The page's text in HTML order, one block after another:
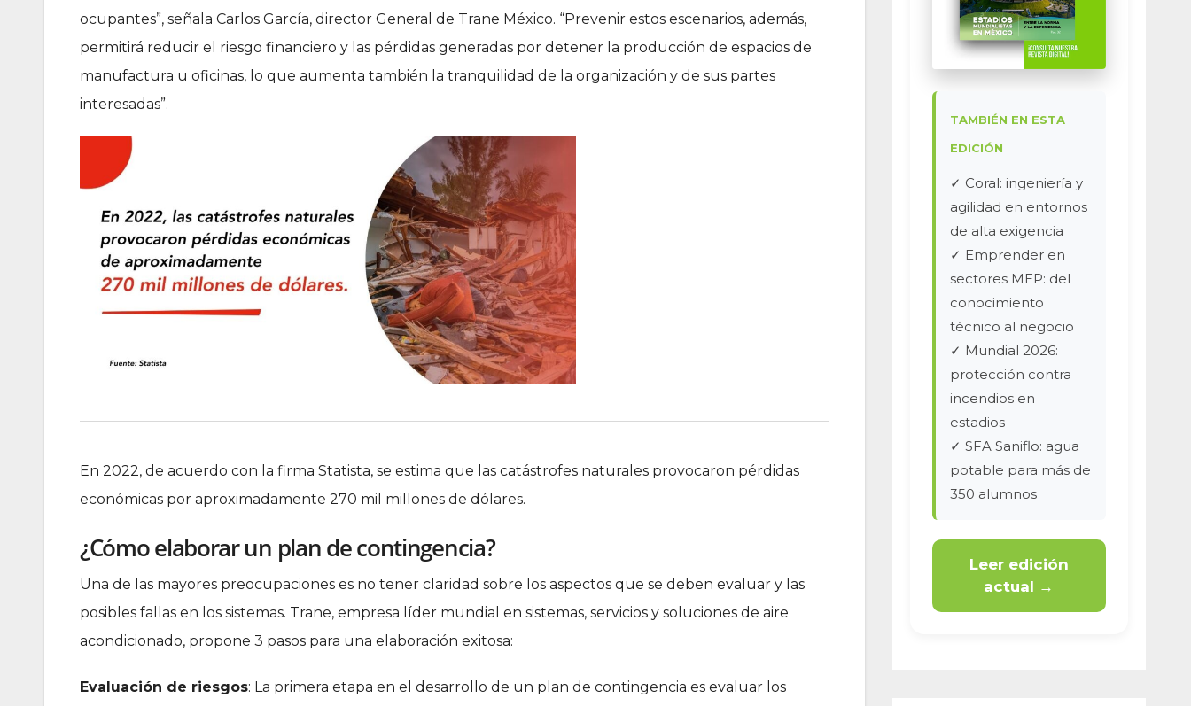
ocupantes”, señala Carlos García, director General de Trane México. “Prevenir estos escenarios, además,
permitirá reducir el riesgo financiero y las pérdidas generadas por detener la producción de espacios de
manufactura u oficinas, lo que aumenta también la tranquilidad de la organización y de sus partes
interesadas”.
En 2022, de acuerdo con la firma Statista, se estima que las catástrofes naturales provocaron pérdidas
económicas por aproximadamente 270 mil millones de dólares.
¿Cómo elaborar un plan de contingencia?
Una de las mayores preocupaciones es no tener claridad sobre los aspectos que se deben evaluar y las
posibles fallas en los sistemas. Trane, empresa líder mundial en sistemas, servicios y soluciones de aire
acondicionado, propone 3 pasos para una elaboración exitosa:
Evaluación de riesgos: La primera etapa en el desarrollo de un plan de contingencia es evaluar los
TAMBIÉN EN ESTA
EDICIÓN
✓ Coral: ingeniería y
agilidad en entornos
de alta exigencia
✓ Emprender en
sectores MEP: del
conocimiento
técnico al negocio
✓ Mundial 2026:
protección contra
incendios en
estadios
✓ SFA Saniflo: agua
potable para más de
350 alumnos
Leer edición
actual →